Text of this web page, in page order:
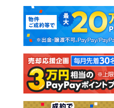
新築マンション
新築一戸建て
注文住宅
売却査定
マンションカタログ